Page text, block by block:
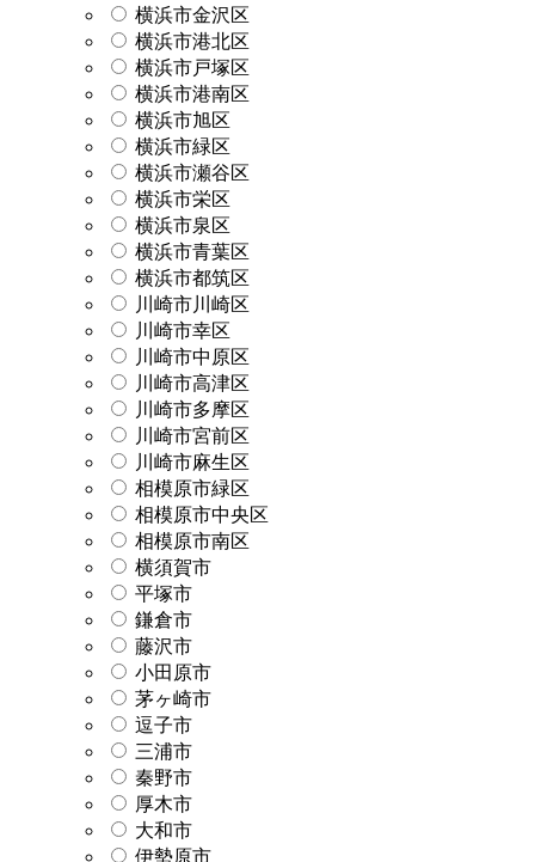
横浜市金沢区
横浜市港北区
横浜市戸塚区
横浜市港南区
横浜市旭区
横浜市緑区
横浜市瀬谷区
横浜市栄区
横浜市泉区
横浜市青葉区
横浜市都筑区
川崎市川崎区
川崎市幸区
川崎市中原区
川崎市高津区
川崎市多摩区
川崎市宮前区
川崎市麻生区
相模原市緑区
相模原市中央区
相模原市南区
横須賀市
平塚市
鎌倉市
藤沢市
小田原市
茅ヶ崎市
逗子市
三浦市
秦野市
厚木市
大和市
伊勢原市